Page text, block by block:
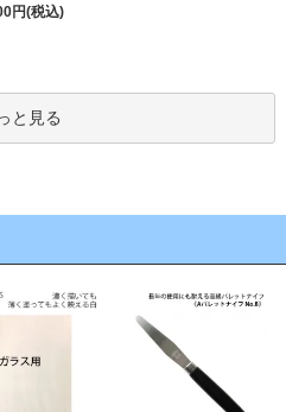
円(税込)
と見る